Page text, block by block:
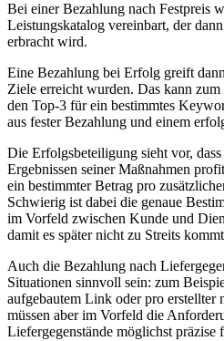
Bei einer Bezahlung nach Festpreis
Leistungskatalog vereinbart, der
erbracht wird.
Eine Bezahlung bei Erfolg greift
Ziele erreicht wurden. Das kann
den Top-3 für ein bestimmtes
aus fester Bezahlung und einem
Die Erfolgsbeteiligung sieht vor,
Ergebnissen seiner Maßnahmen
ein bestimmter Betrag pro
Schwierig ist dabei die genaue
im Vorfeld zwischen Kunde und
damit es später nicht zu Streits
Auch die Bezahlung nach
Situationen sinnvoll sein: zum
aufgebautem Link oder pro erstellter
müssen aber im Vorfeld die
Liefergegenstände möglichst präzise